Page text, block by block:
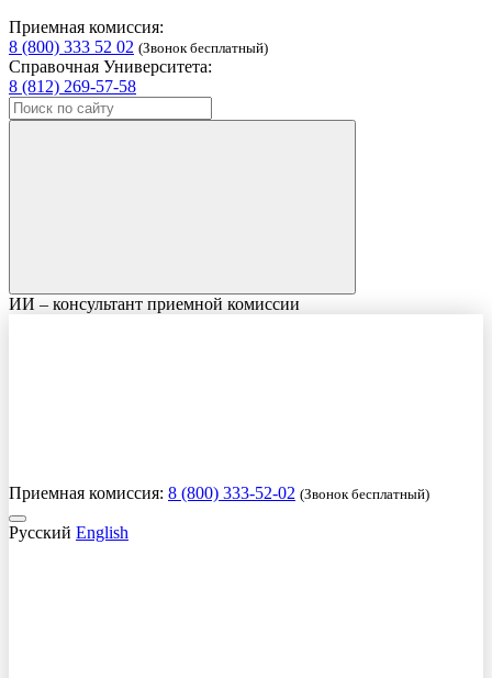
Приемная комиссия:
8 (800) 333 52 02 (Звонок бесплатный)
Справочная Университета:
8 (812) 269-57-58
ИИ – консультант приемной комиссии
Приемная комиссия: 8 (800) 333-52-02 (Звонок бесплатный)
Русский English